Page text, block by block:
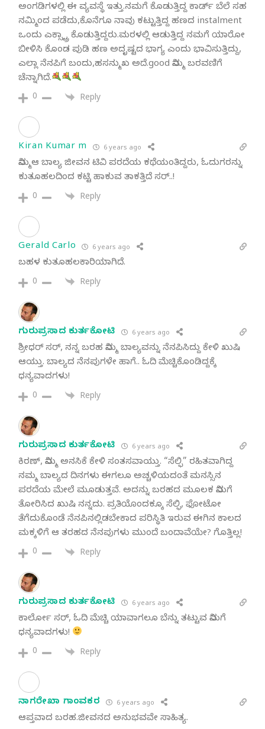
ಅಂಗಡಿಗಳಲ್ಲಿ ಈ ವ್ಯವಸ್ಥೆ ಇತ್ತು.ನಮಗೆ ಕೊಡುತ್ತಿದ್ದ ಕಾರ್ಡ್ ಬೆಲೆ ಸಹ
ನಮ್ಮಿಂದ ಪಡೆದು,ಕೊನೆಗೂ ನಾವು ಕಟ್ಟುತ್ತಿದ್ದ ಹಣದ instalment
ಒಂದು ಎಕ್ಸ್ಟ್ರಾ ಕೊಡುತ್ತಿದ್ದರು.ಮರಳಲ್ಲಿ ಆಡುತ್ತಿದ್ದ ನಮಗೆ ಯಾರೋ
ಬೀಳಿಸಿ ಕೊಂಡ ಪುಡಿ ಹಣ ಅದೃಷ್ಟದ ಭಾಗ್ಯ ಎಂದು ಭಾವಿಸುತ್ತಿದ್ದು,
ಎಲ್ಲಾ ನೆನಪಿಗೆ ಬಂದು,ಹಸನ್ಮುಖ ಅದೆ.good ನಿಮ್ಮ ಬರವಣಿಗೆ
ಚೆನ್ನಾಗಿದೆ.
0 Reply
Kiran Kumar m 6 years ago
ನಿಮ್ಮಆ ಬಾಲ್ಯ ಜೀವನ ಟಿವಿ ಪರದೆಯ ಕಥೆಯಂತಿದ್ದರು, ಓದುಗರನ್ನು
ಕುತೂಹಲದಿಂದ ಕಟ್ಟಿ ಹಾಕುವ ತಾಕತ್ತಿದೆ ಸರ್..!
0 Reply
Gerald Carlo 6 years ago
ಬಹಳ ಕುತೂಹಲಕಾರಿಯಾಗಿದೆ.
0 Reply
ಗುರುಪ್ರಸಾದ ಕುರ್ತಕೋಟಿ 6 years ago
ಶ್ರೀಧರ್ ಸರ್, ನನ್ನ ಬರಹ ನಿಮ್ಮ ಬಾಲ್ಯವನ್ನು ನೆನಪಿಸಿದ್ದು ಕೇಳಿ ಖುಷಿ
ಆಯ್ತು. ಬಾಲ್ಯದ ನೆನಪುಗಳೇ ಹಾಗೆ.. ಓದಿ ಮೆಚ್ಚಿಕೊಂಡಿದ್ದಕ್ಕೆ
ಧನ್ಯವಾದಗಳು!
0 Reply
ಗುರುಪ್ರಸಾದ ಕುರ್ತಕೋಟಿ 6 years ago
ಕಿರಣ್, ನಿಮ್ಮ ಅನಸಿಕೆ ಕೇಳಿ ಸಂತಸವಾಯ್ತು. “ಸೆಲ್ಫಿ” ರಹಿತವಾಗಿದ್ದ
ನಮ್ಮ ಬಾಲ್ಯದ ದಿನಗಳು ಈಗಲೂ ಅಚ್ಚಳಿಯದಂತೆ ಮನಸ್ಸಿನ
ಪರದೆಯ ಮೇಲೆ ಮೂಡುತ್ತವೆ. ಅದನ್ನು ಬರಹದ ಮೂಲಕ ನಿಮಗೆ
ತೋರಿಸಿದ ಖುಷಿ ನನ್ನದು. ಪ್ರತಿಯೊಂದಕ್ಕೂ ಸೆಲ್ಫಿ, ಫೋಟೋ
ತೆಗೆದುಕೊಂಡೆ ನೆನಪಿನಲ್ಲಿಡಬೇಕಾದ ಪರಿಸ್ಥಿತಿ ಇರುವ ಈಗಿನ ಕಾಲದ
ಮಕ್ಕಳಿಗೆ ಆ ತರಹದ ನೆನಪುಗಳು ಮುಂದೆ ಬಂದಾವೆಯೇ? ಗೊತ್ತಿಲ್ಲ!
0 Reply
ಗುರುಪ್ರಸಾದ ಕುರ್ತಕೋಟಿ 6 years ago
ಕಾರ್ಲೋ ಸರ್, ಓದಿ ಮೆಚ್ಚಿ ಯಾವಾಗಲೂ ಬೆನ್ನು ತಟ್ಟುವ ನಿಮಗೆ
ಧನ್ಯವಾದಗಳು!
0 Reply
ನಾಗರೇಖಾ ಗಾಂವಕರ 6 years ago
ಆಪ್ತವಾದ ಬರಹ.ಜೀವನದ ಅನುಭವವೇ ಸಾಹಿತ್ಯ.